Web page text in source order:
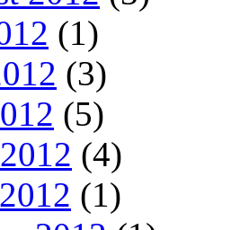
(1)
(3)
(5)
(4)
(1)